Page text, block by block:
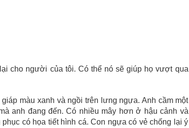
cho người của tôi. Có thể nó sẽ giúp họ vượt qua
màu xanh và ngồi trên lưng ngựa. Anh cầm một
anh đang đến. Có nhiều mây hơn ở hậu cảnh và
có họa tiết hình cá. Con ngựa có vẻ chống lại ý